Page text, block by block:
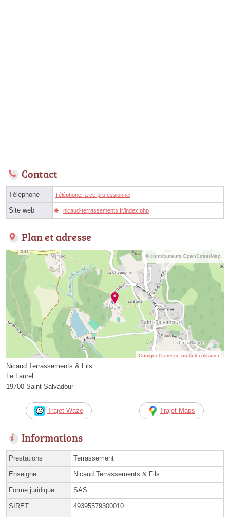
Contact
Téléphone Téléphoner à ce professionnel
Site web nicaud-terrassements.fr/index.php
Plan et adresse
© contributeurs OpenStreetMap
Corriger l’adresse ou la localisation
Nicaud Terrassements & Fils
Le Laurel
19700 Saint-Salvadour
Trajet Waze Trajet Maps
Informations
Prestations Terrassement
Enseigne Nicaud Terrassements & Fils
Forme juridique SAS
SIRET 49395579300010